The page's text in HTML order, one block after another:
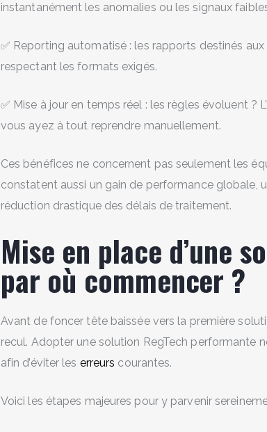
instantanément les anomalies ou les signaux
✅ Reporting automatisé : les rapports destinés
respectant les formats exigés.
✅ Mise à jour en temps réel : les règles évoluent ?
vous ayez à tout reprendre manuellement.
Ces bénéfices ne concernent pas seulement les
constatent aussi un gain de performance globale,
réduction drastique des délais de traitement.
Mise en place d’une
par où commencer ?
Avant de foncer tête baissée vers la première
recul. Adopter une solution RegTech performante
afin d’éviter les erreurs courantes.
Voici les étapes majeures pour y parvenir